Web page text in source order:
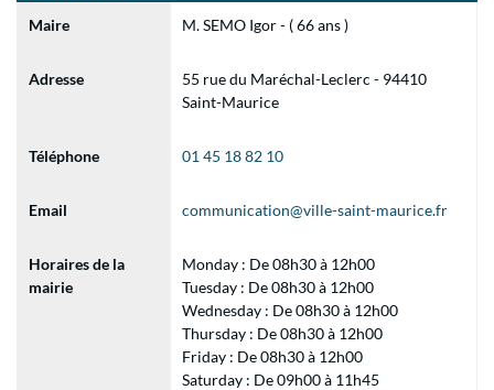
Maire M. SEMO Igor - ( 66 ans )
Adresse
55 rue du Maréchal-Leclerc - 94410
Saint-Maurice
Téléphone 01 45 18 82 10
Email communication@ville-saint-maurice.fr
Horaires de la
mairie
Monday : De 08h30 à 12h00
Tuesday : De 08h30 à 12h00
Wednesday : De 08h30 à 12h00
Thursday : De 08h30 à 12h00
Friday : De 08h30 à 12h00
Saturday : De 09h00 à 11h45